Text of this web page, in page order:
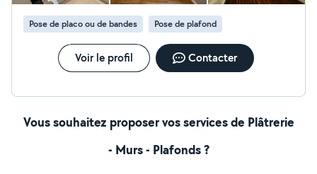
Pose de placo ou de bandes Pose de plafond
Voir le profil Contacter
Vous souhaitez proposer vos services de Plâtrerie
- Murs - Plafonds ?